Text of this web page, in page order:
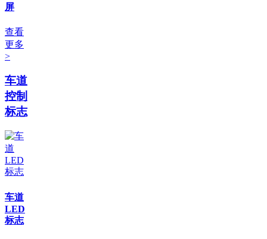
屏
查看
更多
>
车道
控制
标志
车道
LED
标志